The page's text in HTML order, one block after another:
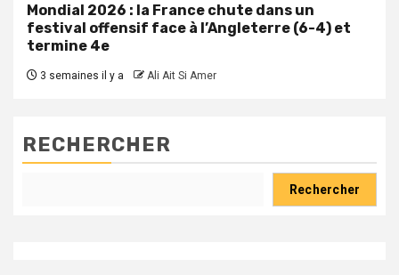
Mondial 2026 : la France chute dans un
festival offensif face à l’Angleterre (6-4) et
termine 4e
3 semaines il y a Ali Ait Si Amer
RECHERCHER
Rechercher